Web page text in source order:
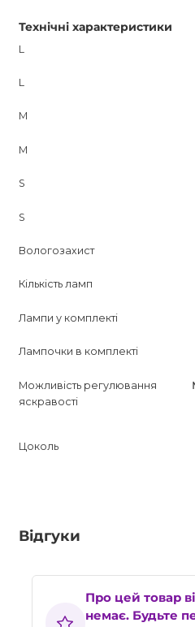
Технічні характеристики
L
L
M
M
S
S
Вологозахист
Кількість ламп
Лампи у комплекті
Лампочки в комплекті
Можливість регулювання
яскравості
Цоколь
Відгуки
Про цей товар
немає. Будьте